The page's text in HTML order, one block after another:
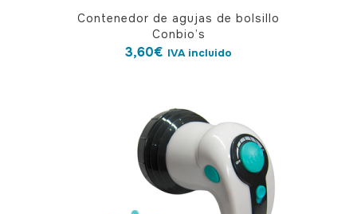
Contenedor de agujas de bolsillo
Conbio’s
3,60€ IVA incluido